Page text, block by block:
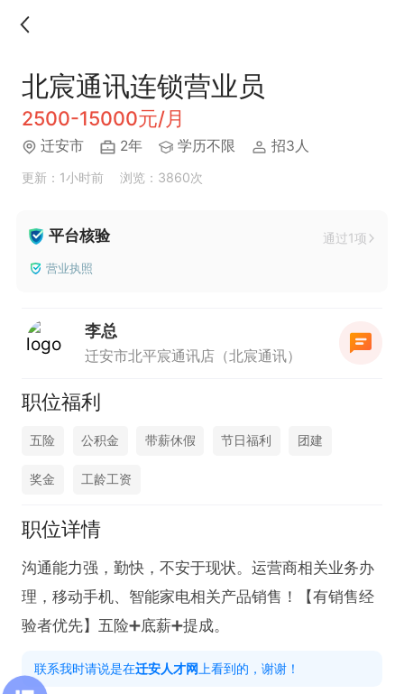
北宸通讯连锁营业员
2500-15000元/月
迁安市 2年 学历不限 招3人
更新：1小时前 浏览：3860次
平台核验 通过1项
营业执照
李总
迁安市北平宸通讯店（北宸通讯）
职位福利
五险 公积金 带薪休假 节日福利 团建
奖金 工龄工资
职位详情
沟通能力强，勤快，不安于现状。运营商相关业务办
理，移动手机、智能家电相关产品销售！【有销售经
验者优先】五险➕底薪➕提成。
联系我时请说是在迁安人才网 上看到的，谢谢！